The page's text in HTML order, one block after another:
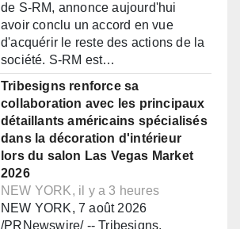
de S-RM, annonce aujourd'hui
avoir conclu un accord en vue
d'acquérir le reste des actions de la
société. S-RM est…
Tribesigns renforce sa
collaboration avec les principaux
détaillants américains spécialisés
dans la décoration d'intérieur
lors du salon Las Vegas Market
2026
NEW YORK, il y a 3 heures
NEW YORK, 7 août 2026
/PRNewswire/ -- Tribesigns,